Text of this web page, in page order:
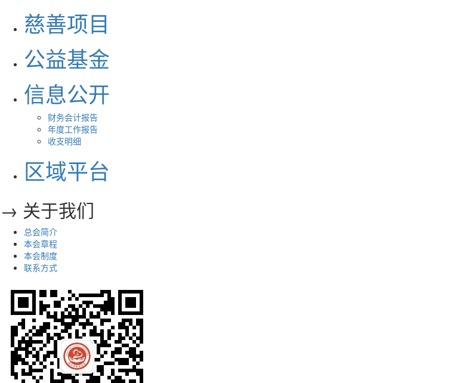
慈善项目
公益基金
信息公开
财务会计报告
年度工作报告
收支明细
区域平台
→ 关于我们
总会简介
本会章程
本会制度
联系方式